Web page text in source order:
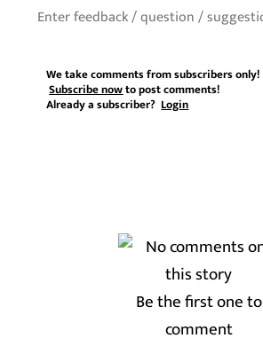
We take comments from subscribers only!
Subscribe nowto post comments!
Already a subscriber?Login
Be the first one to
comment